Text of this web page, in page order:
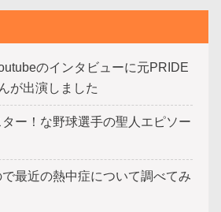
のインタビューに元PRIDE
が出演しました
ー！な野球選手の聖人エピソー
最近の熱中症について調べてみ